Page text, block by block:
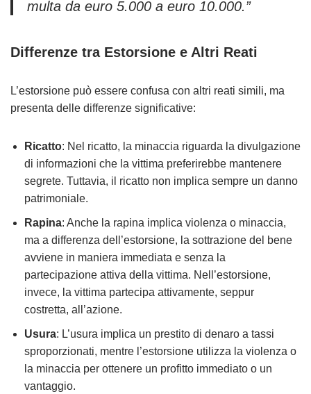
multa da euro 5.000 a euro 10.000.”
Differenze tra Estorsione e Altri Reati
L’estorsione può essere confusa con altri reati simili, ma
presenta delle differenze significative:
Ricatto: Nel ricatto, la minaccia riguarda la divulgazione
di informazioni che la vittima preferirebbe mantenere
segrete. Tuttavia, il ricatto non implica sempre un danno
patrimoniale.
Rapina: Anche la rapina implica violenza o minaccia,
ma a differenza dell’estorsione, la sottrazione del bene
avviene in maniera immediata e senza la
partecipazione attiva della vittima. Nell’estorsione,
invece, la vittima partecipa attivamente, seppur
costretta, all’azione.
Usura: L’usura implica un prestito di denaro a tassi
sproporzionati, mentre l’estorsione utilizza la violenza o
la minaccia per ottenere un profitto immediato o un
vantaggio.